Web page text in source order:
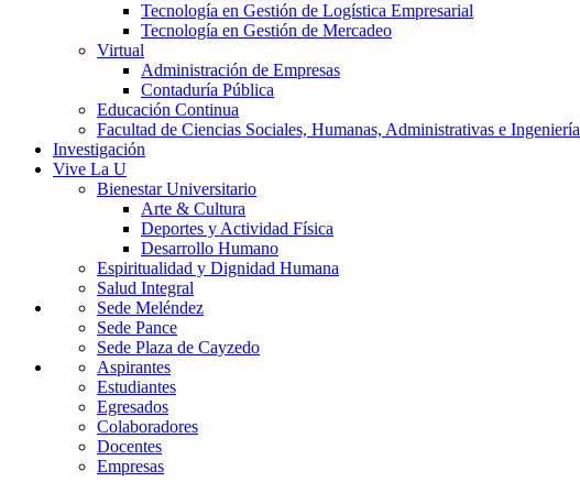
Tecnología en Gestión de Logística Empresarial
Tecnología en Gestión de Mercadeo
Virtual
Administración de Empresas
Contaduría Pública
Educación Continua
Facultad de Ciencias Sociales, Humanas, Administrativas e Ingeniería
Investigación
Vive La U
Bienestar Universitario
Arte & Cultura
Deportes y Actividad Física
Desarrollo Humano
Espiritualidad y Dignidad Humana
Salud Integral
Sede Meléndez
Sede Pance
Sede Plaza de Cayzedo
Aspirantes
Estudiantes
Egresados
Colaboradores
Docentes
Empresas